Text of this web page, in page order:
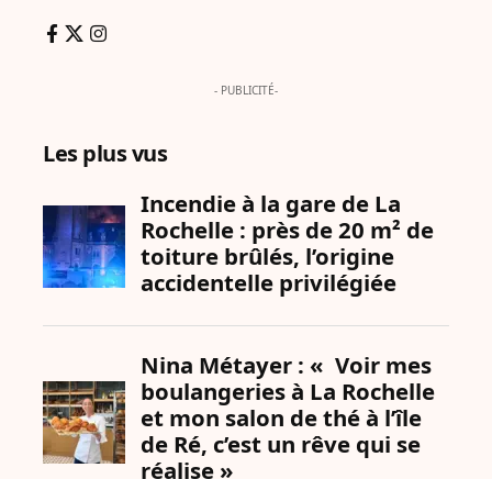
- PUBLICITÉ-
Les plus vus